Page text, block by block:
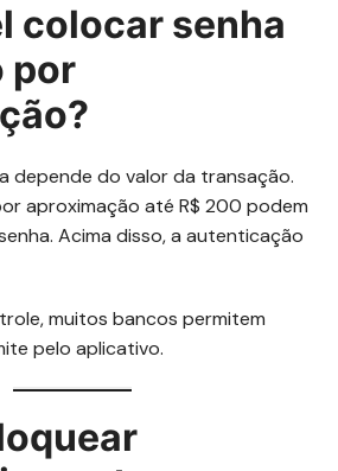
colocar senha
por
depende do valor da transação.
aproximação até R$ 200 podem
Acima disso, a autenticação
muitos bancos permitem
pelo aplicativo.